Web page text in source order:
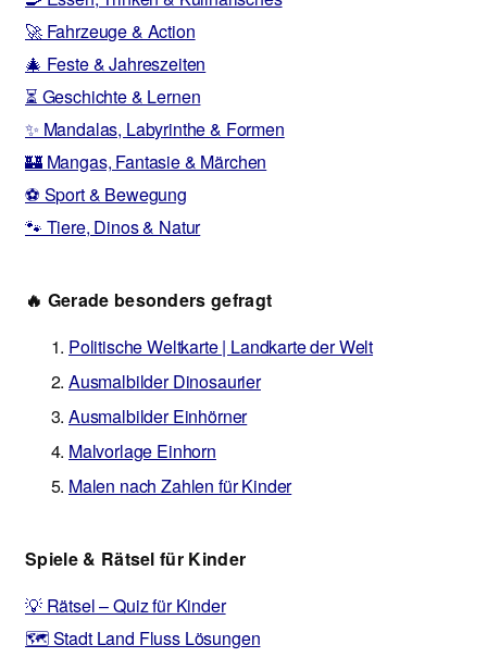
🚀 Fahrzeuge & Action
🎄 Feste & Jahreszeiten
⏳ Geschichte & Lernen
✨ Mandalas, Labyrinthe & Formen
🏰 Mangas, Fantasie & Märchen
⚽ Sport & Bewegung
🐾 Tiere, Dinos & Natur
🔥 Gerade besonders gefragt
Politische Weltkarte | Landkarte der Welt
Ausmalbilder Dinosaurier
Ausmalbilder Einhörner
Malvorlage Einhorn
Malen nach Zahlen für Kinder
Spiele & Rätsel für Kinder
💡 Rätsel – Quiz für Kinder
🗺️ Stadt Land Fluss Lösungen